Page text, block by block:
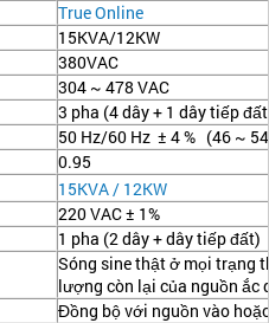
True Online
15KVA/12KW
380VAC
304 ~ 478 VAC
3 pha (4 dây + 1 dây tiếp
50 Hz/60 Hz ± 4 % (46 ~
0.95
15KVA / 12KW
220 VAC ± 1%
1 pha (2 dây + dây tiếp đất)
Sóng sine thật ở mọi trạng
lượng còn lại của nguồn ắc
Đồng bộ với nguồn vào